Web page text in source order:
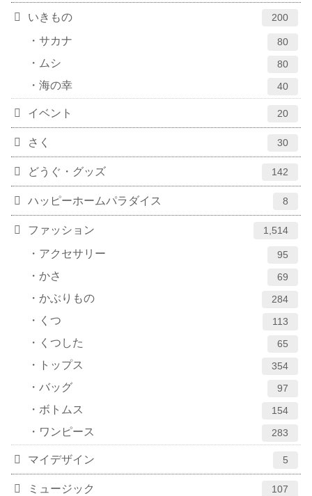
いきもの 200
サカナ 80
ムシ 80
海の幸 40
イベント 20
さく 30
どうぐ・グッズ 142
ハッピーホームパラダイス 8
ファッション 1,514
アクセサリー 95
かさ 69
かぶりもの 284
くつ 113
くつした 65
トップス 354
バッグ 97
ボトムス 154
ワンピース 283
マイデザイン 5
ミュージック 107